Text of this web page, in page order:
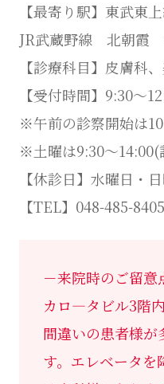
【最寄り駅】東武
JR武蔵野線 北朝霞
【診療科目】皮膚科
【受付時間】9:30～
※午前の診察開始は
※土曜は9:30～14:00(
【休診日】水曜日・
【TEL】048-485-8405
－来院時のご留意
カロ―タビル3階
間違いの患者様が
す。エレベータを